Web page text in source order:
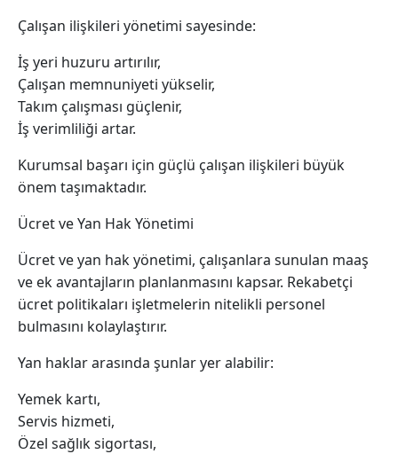
Çalışan ilişkileri yönetimi sayesinde:
İş yeri huzuru artırılır,
Çalışan memnuniyeti yükselir,
Takım çalışması güçlenir,
İş verimliliği artar.
Kurumsal başarı için güçlü çalışan ilişkileri büyük
önem taşımaktadır.
Ücret ve Yan Hak Yönetimi
Ücret ve yan hak yönetimi, çalışanlara sunulan maaş
ve ek avantajların planlanmasını kapsar. Rekabetçi
ücret politikaları işletmelerin nitelikli personel
bulmasını kolaylaştırır.
Yan haklar arasında şunlar yer alabilir:
Yemek kartı,
Servis hizmeti,
Özel sağlık sigortası,